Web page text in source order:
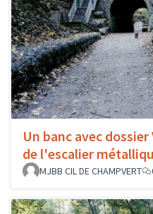
Un banc avec
de l'escalier
MJBB CIL DE CHAMPVERT